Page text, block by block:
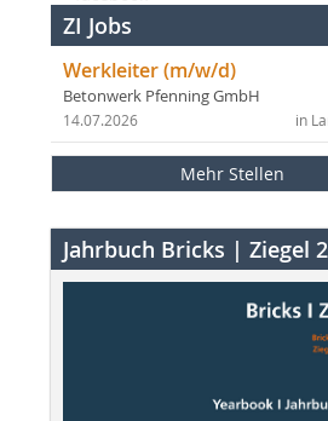
ZI Jobs
Werkleiter (m/w/d)
Betonwerk Pfenning GmbH
in
14.07.2026
Mehr Stellen
Jahrbuch Bricks | Ziegel